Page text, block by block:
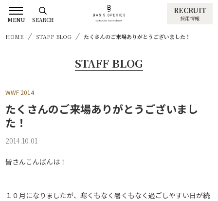
RECRUIT
採用情報
HOME STAFF BLOG たくさんのご来場ありがとうございました！
STAFF BLOG
WWF 2014
たくさんのご来場ありがとうございまし
た！
2014.10.01
皆さんこんばんは！
１０月になりましたが、寒くもなく暑くもなく過ごしやすい日が続
MENU SEARCH